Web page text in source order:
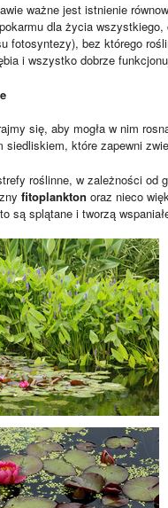
ważne jest istnienie
dla życia
fotosyntezy), bez którego
i wszystko dobrze
się, aby mogła w nim
siedliskiem, które zapewni
roślinne, w zależności od
fitoplankton oraz nieco
są splątane i tworzą